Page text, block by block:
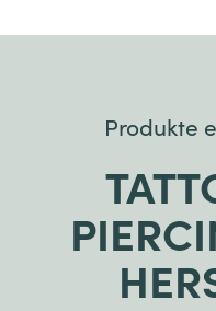
Produkte